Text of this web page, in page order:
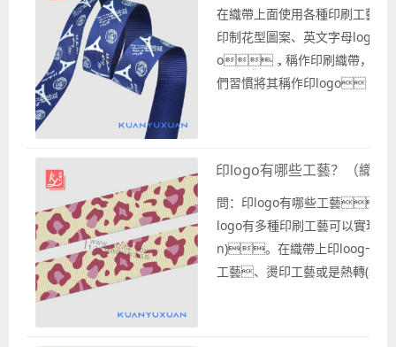
印logo時，選擇的印刷工
主要有： 1、絲印工藝：使用絲
藝在織帶上面印logo較為普
遍，也比較常見； 2
在織帶上面使用各種印刷工藝
印制花型圖案、英文字母log
o，稱作印刷織帶，人
們習慣將其稱作印logo，
o，這種織帶一般是根據(jù)
客戶的需求進行生產(chǎn)制
作出來的織帶款式。 作為專業
(yè)印logo廠家的寬豫軒織帶廠
可以根據(jù)客戶的需求進行羅
印logo有哪些工藝？（織帶
問：印logo有哪些工藝
logo有多種印刷工藝可以實現
n)。在織帶上印loog一般
工藝、燙印工藝或是熱轉